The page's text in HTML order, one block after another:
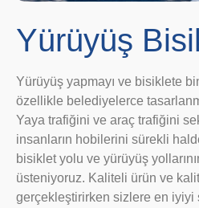
Yürüyüş
Yürüyüş yapmayı ve bisiklete
özellikle belediyelerce
Yaya trafiğini ve araç trafiğini
insanların hobilerini sürekli
bisiklet yolu ve yürüyüş
üsteniyoruz. Kaliteli ürün ve
gerçekleştirirken sizlere en iyiyi